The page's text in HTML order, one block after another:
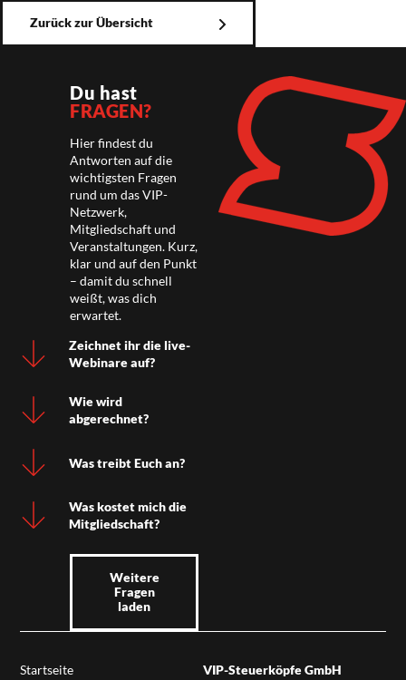
Zurück zur Übersicht
Du hast
FRAGEN?
Hier findest du
Antworten auf die
wichtigsten Fragen
rund um das VIP-
Netzwerk,
Mitgliedschaft und
Veranstaltungen. Kurz,
klar und auf den Punkt
– damit du schnell
weißt, was dich
erwartet.
Zeichnet ihr die live-
Webinare auf?
Wie wird
abgerechnet?
Was treibt Euch an?
Was kostet mich die
Mitgliedschaft?
Weitere
Fragen
laden
Startseite
VIP-Steuerköpfe GmbH